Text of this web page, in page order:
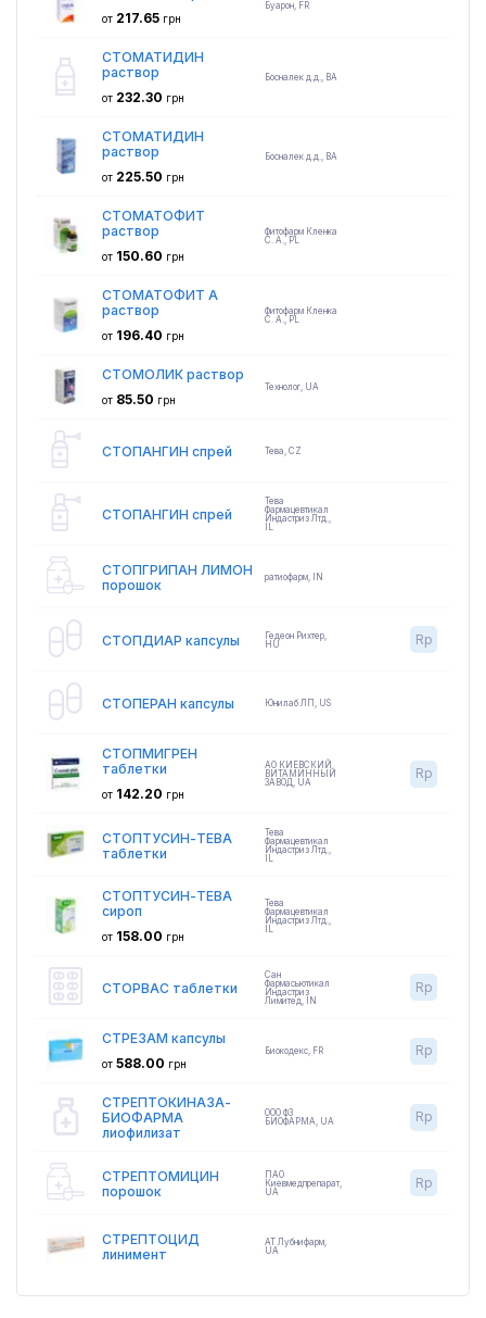
от 217.65 грн
Буарон, FR
СТОМАТИДИН
раствор
от 232.30 грн
Босналек д.д., BA
СТОМАТИДИН
раствор
от 225.50 грн
Босналек д.д., BA
СТОМАТОФИТ
раствор
от 150.60 грн
Фитофарм Кленка
С. А., PL
СТОМАТОФИТ А
раствор
от 196.40 грн
Фитофарм Кленка
С. А., PL
СТОМОЛИК раствор
от 85.50 грн
Технолог, UA
СТОПАНГИН спрей Тева CZ
СТОПАНГИН спрей
Тева
Фармацевтикал
Индастриз Лтд.
СТОПГРИПАН ЛИМОН
порошок
ратиофарм, IN
СТОПДИАР капсулы Гедеон Рихтер,
HU
Rp
СТОПЕРАН капсулы Юнилаб ЛП US
СТОПМИГРЕН
таблетки
от 142.20 грн
АО КИЕВСКИЙ
ВИТАМИННЫЙ
ЗАВОД, UA
Rp
СТОПТУСИН-ТЕВА
таблетки
Тева
Фармацевтикал
Индастриз Лтд.
СТОПТУСИН-ТЕВА
сироп
от 158.00 грн
Тева
Фармацевтикал
Индастриз Лтд.,
IL
СТОРВАС таблетки
Сан
Фармасьютикал
Индастриз
Лимитед
IN
Rp
СТРЕЗАМ капсулы
от 588.00 грн
Биокодекс, FR Rp
СТРЕПТОКИНАЗА-
БИОФАРМА
лиофилизат
ООО ФЗ
БИОФАРМА, UA Rp
СТРЕПТОМИЦИН
порошок
ПАО
Киевмедпрепарат,
UA
Rp
СТРЕПТОЦИД
линимент
АТ Лубнифарм,
UA